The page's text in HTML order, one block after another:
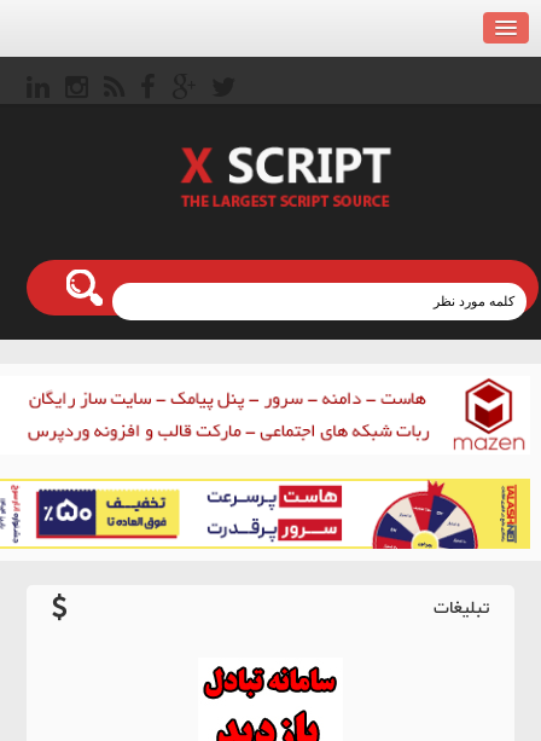
تبلیغات